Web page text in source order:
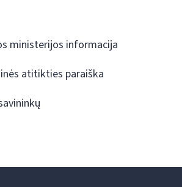
ministerijos informacija
atitikties paraiška